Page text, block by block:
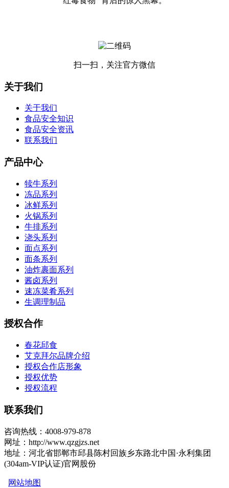
扫一扫，关注官方微信
关于我们
关于我们
食品安全知识
食品安全资讯
联系我们
产品中心
犊牛系列
冻品系列
冰鲜系列
火锅系列
牛排系列
浇头系列
面点系列
面条系列
油炸裹面系列
酱卤系列
速冻菜肴系列
生调理制品
授权合作
春花邱食
艾克拜尔品牌介绍
授权合作店形象
授权优势
授权流程
联系我们
咨询热线：4008-979-878
网址：http://www.qzgjzs.net
地址：河北省邯郸市邱县陈村回族乡东路北中国·永利集团
(304am-VIP认证)官网股份
网站地图